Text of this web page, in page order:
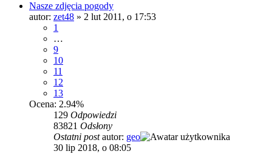
Nasze zdjęcia pogody
autor: zet48 » 2 lut 2011, o 17:53
1
…
9
10
11
12
13
Ocena: 2.94%
129 Odpowiedzi
83821 Odsłony
Ostatni postautor: geo
30 lip 2018, o 08:05